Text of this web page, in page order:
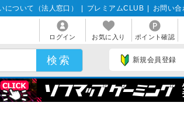
について（法人窓口） プレミアムCLUB お問い合
ログイン お気に入り ポイント確認
新規会員登録